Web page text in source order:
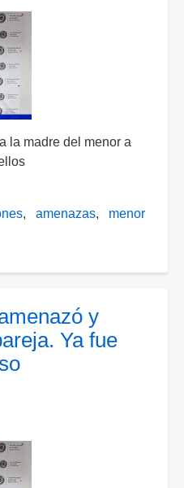
la madre del menor a
amenazas menor
y
Ya fue